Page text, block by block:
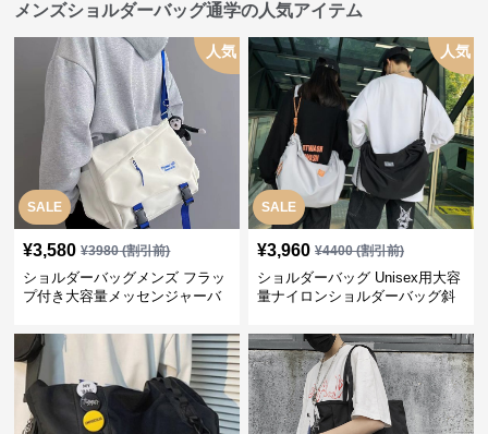
メンズショルダーバッグ通学の人気アイテム
SALE
人気
¥3,580 ¥3980(割引前)
ショルダーバッグメンズ フラッ
プ付き大容量メッセンジャーバ
SALE
人気
¥3,960 ¥4400(割引前)
ショルダーバッグ Unisex用大容
量ナイロンショルダーバッグ斜